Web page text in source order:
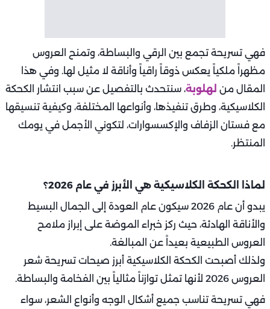
فهي تسريحة تجمع بين الرقي والبساطة، وتمنح العروس
مظهراً ملكياً يعكس ذوقاً راقياً وأناقة لا مثيل لها. وفي هذا
المقال من لهلوبة، سنتحدث بالتفصيل عن سبب انتشار الكحكة
الكلاسيكية، وطرق تنفيذها، وأنواعها المختلفة، وكيفية تنسيقها
مع فستان الزفاف والإكسسوارات، لتكوني الأجمل في يومك
المنتظر.
لماذا الكحكة الكلاسيكية هي الأبرز في عام 2026؟
يبدو أن عام 2026 سيكون عام العودة إلى الجمال البسيط
والأناقة الهادئة، حيث ركز خبراء الموضة على إبراز ملامح
العروس الطبيعية بعيداً عن المبالغة.
ولذلك أصبحت الكحكة الكلاسيكية أبرز صيحات تسريحة شعر
العروس 2026 لأنها تمثل توازناً مثالياً بين الفخامة والبساطة.
فهي تسريحة تناسب جميع أشكال الوجه وأنواع الشعر، سواء